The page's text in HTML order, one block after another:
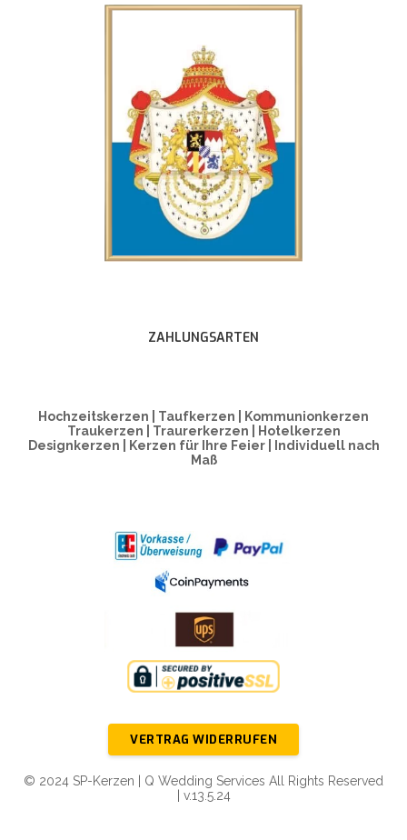
ZAHLUNGSARTEN
Hochzeitskerzen | Taufkerzen | Kommunionkerzen
Traukerzen | Traurerkerzen | Hotelkerzen
Designkerzen | Kerzen für Ihre Feier | Individuell nach
Maß
VERTRAG WIDERRUFEN
© 2024 SP-Kerzen | Q Wedding Services All Rights Reserved
| v.13.5.24